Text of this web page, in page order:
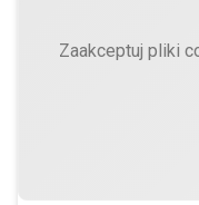
Zaakceptuj pliki